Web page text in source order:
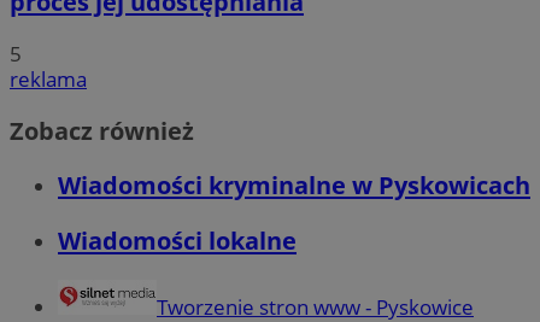
5
reklama
Zobacz również
Wiadomości kryminalne w Pyskowicach
Wiadomości lokalne
Tworzenie stron www - Pyskowice